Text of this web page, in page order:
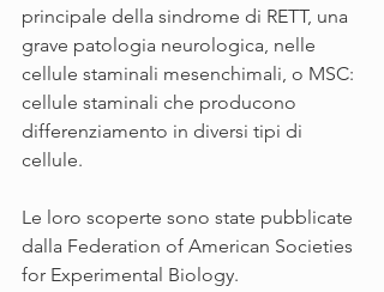
principale della sindrome di RETT, una
grave patologia neurologica, nelle
cellule staminali mesenchimali, o MSC:
cellule staminali che producono
differenziamento in diversi tipi di
cellule.
Le loro scoperte sono state pubblicate
dalla Federation of American Societies
for Experimental Biology.